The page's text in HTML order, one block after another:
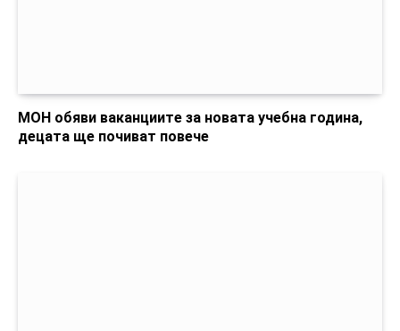
МОН обяви ваканциите за новата учебна година,
децата ще почиват повече